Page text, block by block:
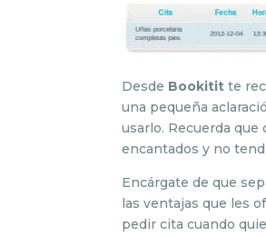
Desde Bookitit te
una pequeña
usarlo. Recuerda
encantados y no
Encárgate de que
las ventajas que les
pedir cita cuando